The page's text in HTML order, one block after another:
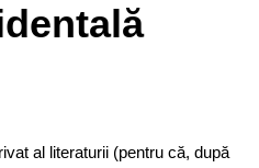
al literaturii (pentru că, după